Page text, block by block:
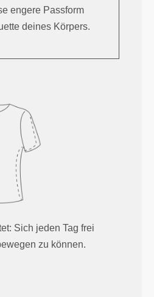
engere Passform
deines Körpers.
Sich jeden Tag frei
zu können.